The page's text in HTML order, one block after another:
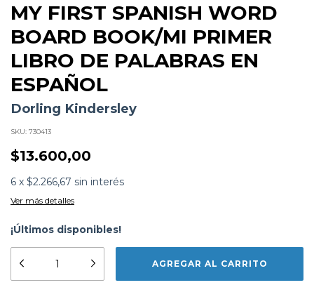
MY FIRST SPANISH WORD
BOARD BOOK/MI PRIMER
LIBRO DE PALABRAS EN
ESPAÑOL
Dorling Kindersley
SKU: 730413
$13.600,00
6 x $2.266,67 sin interés
Ver más detalles
¡Últimos disponibles!
Formato:
LIBROS
Editorial:
Dorling Kindersley
Encuadernación:Tapa Blanda